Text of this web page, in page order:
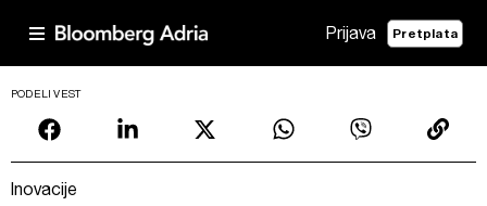
Prijava Pretplata
PODELI VEST
Inovacije